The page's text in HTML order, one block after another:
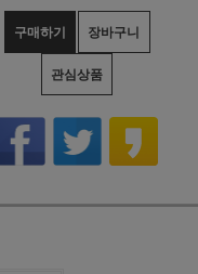
구매하기 장바구니
관심상품